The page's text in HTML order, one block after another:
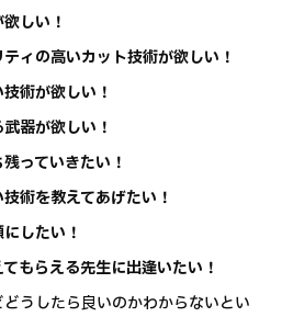
しい！
ィの高いカット技術が欲しい！
術が欲しい！
器が欲しい！
っていきたい！
術を教えてあげたい！
したい！
もらえる先生に出逢いたい！
したら良いのかわからないとい